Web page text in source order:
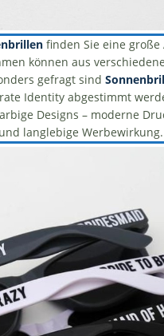
finden Sie eine große
können aus
gefragt sind
Identity abgestimmt
Designs – moderne
langlebige Werbewirkung.